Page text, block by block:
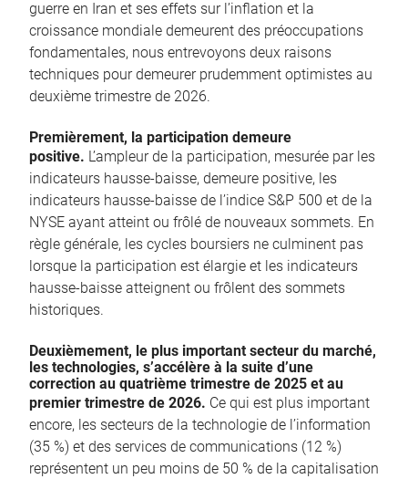
guerre en Iran et ses effets sur l’inflation et la
croissance mondiale demeurent des préoccupations
fondamentales, nous entrevoyons deux raisons
techniques pour demeurer prudemment optimistes au
deuxième trimestre de 2026.
Premièrement, la participation demeure
positive. L’ampleur de la participation, mesurée par les
indicateurs hausse-baisse, demeure positive, les
indicateurs hausse-baisse de l’indice S&P 500 et de la
NYSE ayant atteint ou frôlé de nouveaux sommets. En
règle générale, les cycles boursiers ne culminent pas
lorsque la participation est élargie et les indicateurs
hausse-baisse atteignent ou frôlent des sommets
historiques.
Deuxièmement, le plus important secteur du marché,
les technologies, s’accélère à la suite d’une
correction au quatrième trimestre de 2025 et au
premier trimestre de 2026. Ce qui est plus important
encore, les secteurs de la technologie de l’information
(35 %) et des services de communications (12 %)
représentent un peu moins de 50 % de la capitalisation